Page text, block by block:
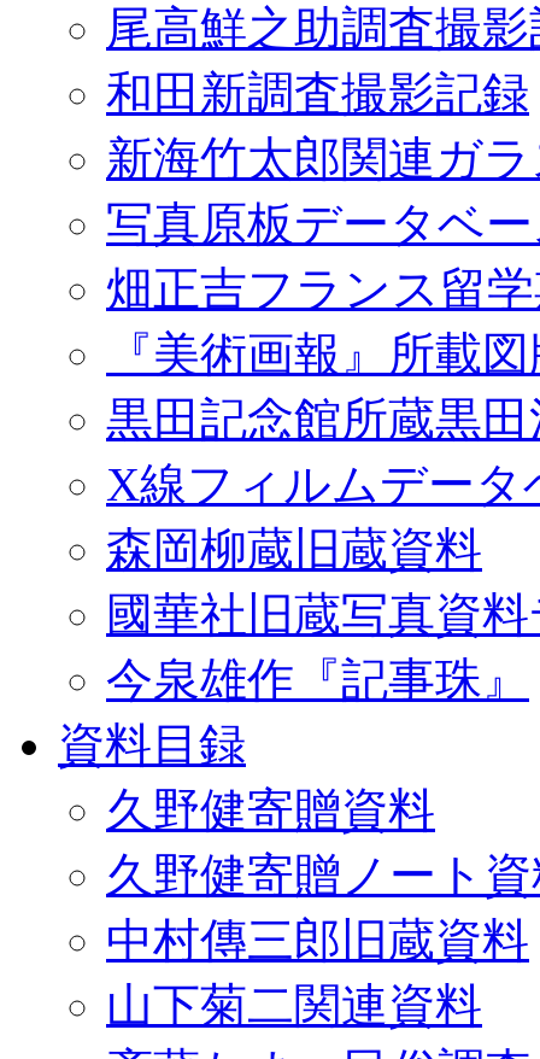
尾高鮮之助調査撮
和田新調査撮影記録
新海竹太郎関連ガ
写真原板データベ
畑正吉フランス留
『美術画報』所載
黒田記念館所蔵黒
X線フィルムデータ
森岡柳蔵旧蔵資料
國華社旧蔵写真資
今泉雄作『記事珠』
資料目録
久野健寄贈資料
久野健寄贈ノート
中村傳三郎旧蔵資料
山下菊二関連資料